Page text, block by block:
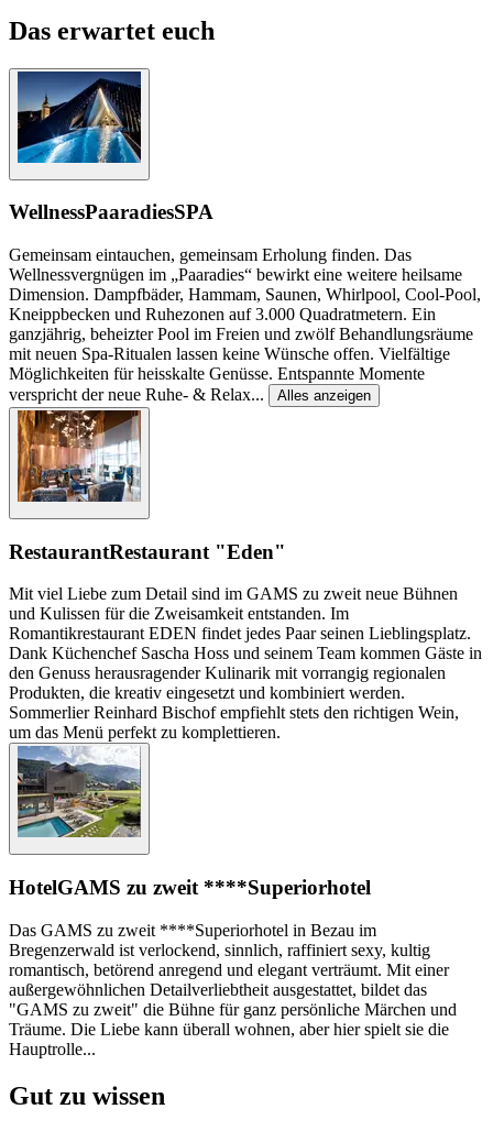
Das erwartet euch
WellnessPaaradiesSPA
Gemeinsam eintauchen, gemeinsam Erholung finden. Das
Wellnessvergnügen im „Paaradies“ bewirkt eine weitere heilsame
Dimension. Dampfbäder, Hammam, Saunen, Whirlpool, Cool-Pool,
Kneippbecken und Ruhezonen auf 3.000 Quadratmetern. Ein
ganzjährig, beheizter Pool im Freien und zwölf Behandlungsräume
mit neuen Spa-Ritualen lassen keine Wünsche offen. Vielfältige
Möglichkeiten für heisskalte Genüsse. Entspannte Momente
verspricht der neue Ruhe- & Relax... Alles anzeigen
RestaurantRestaurant "Eden"
Mit viel Liebe zum Detail sind im GAMS zu zweit neue Bühnen
und Kulissen für die Zweisamkeit entstanden. Im
Romantikrestaurant EDEN findet jedes Paar seinen Lieblingsplatz.
Dank Küchenchef Sascha Hoss und seinem Team kommen Gäste in
den Genuss herausragender Kulinarik mit vorrangig regionalen
Produkten, die kreativ eingesetzt und kombiniert werden.
Sommerlier Reinhard Bischof empfiehlt stets den richtigen Wein,
um das Menü perfekt zu komplettieren.
HotelGAMS zu zweit ****Superiorhotel
Das GAMS zu zweit ****Superiorhotel in Bezau im
Bregenzerwald ist verlockend, sinnlich, raffiniert sexy, kultig
romantisch, betörend anregend und elegant verträumt. Mit einer
außergewöhnlichen Detailverliebtheit ausgestattet, bildet das
"GAMS zu zweit" die Bühne für ganz persönliche Märchen und
Träume. Die Liebe kann überall wohnen, aber hier spielt sie die
Hauptrolle...
Gut zu wissen